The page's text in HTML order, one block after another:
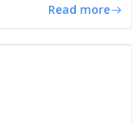
Read more